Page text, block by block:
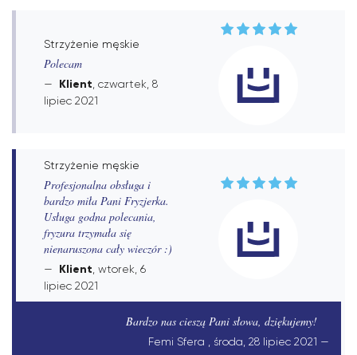
Strzyżenie męskie
Polecam
Klient , czwartek, 8
lipiec 2021
Strzyżenie męskie
Profesjonalna obsługa i
bardzo miła Pani Fryzjerka.
Usługa godna polecania,
fryzura trzymała się
nienaruszona cały wieczór :)
Klient , wtorek, 6
lipiec 2021
Bardzo nas cieszą Pani słowa, dziękujemy!
Femi Sfera , środa, 28 lipiec 2021